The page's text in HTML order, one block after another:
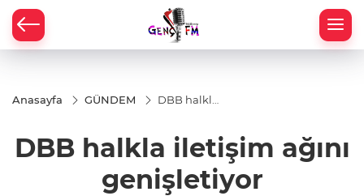
Anasayfa GÜNDEM
DBB halkla
genişletiyor
DBB halkla iletişim ağını
genişletiyor